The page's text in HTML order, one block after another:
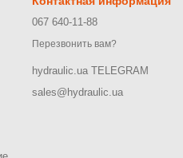
067 640-11-88
Перезвонить вам?
hydraulic.ua TELEGRAM
sales@hydraulic.ua